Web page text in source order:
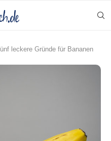
leckere Gründe für Bananen